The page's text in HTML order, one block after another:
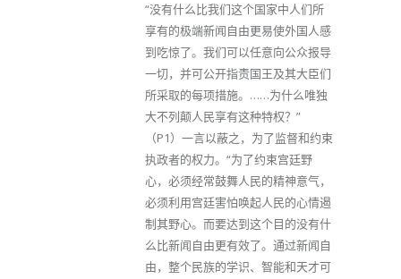
“没有什么比我们这个国家中人们所
享有的极端新闻自由更易使外国人感
到吃惊了。我们可以任意向公众报导
一切，并可公开指责国王及其大臣们
所采取的每项措施。……为什么唯独
大不列颠人民享有这种特权？”
（P1）一言以蔽之，为了监督和约束
执政者的权力。“为了约束宫廷野
心，必须经常鼓舞人民的精神意气，
必须利用宫廷害怕唤起人民的心情遏
制其野心。而要达到这个目的没有什
么比新闻自由更有效了。通过新闻自
由，整个民族的学识、智能和天才可